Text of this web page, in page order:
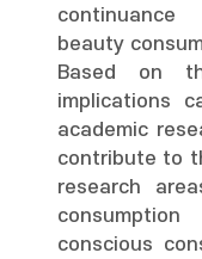
continuance
beauty
Based on
implications
academic
contribute to
research
conscious